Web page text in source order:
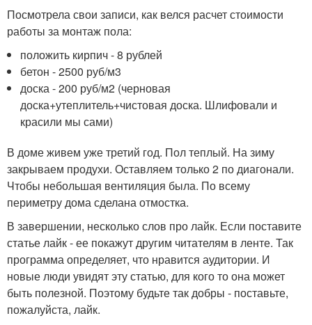
Посмотрела свои записи, как велся расчет стоимости
работы за монтаж пола:
положить кирпич - 8 рублей
бетон - 2500 руб/м3
доска - 200 руб/м2 (черновая
доска+утеплитель+чистовая доска. Шлифовали и
красили мы сами)
В доме живем уже третий год. Пол теплый. На зиму
закрываем продухи. Оставляем только 2 по диагонали.
Чтобы небольшая вентиляция была. По всему
периметру дома сделана отмостка.
В завершении, несколько слов про лайк. Если поставите
статье лайк - ее покажут другим читателям в ленте. Так
программа определяет, что нравится аудитории. И
новые люди увидят эту статью, для кого то она может
быть полезной. Поэтому будьте так добры - поставьте,
пожалуйста, лайк.